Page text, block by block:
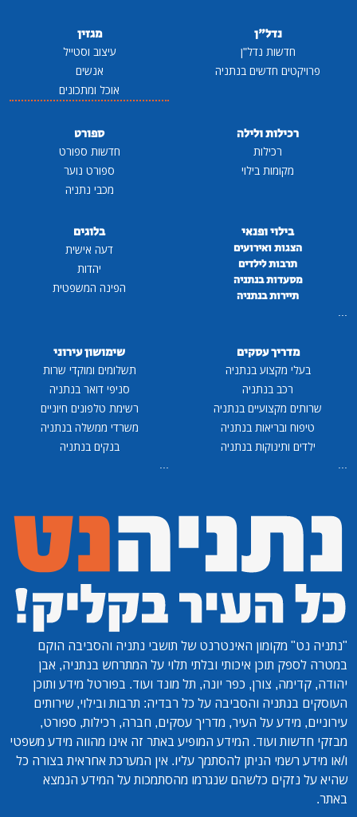
נדל"ן
חדשות נדל"ן
פרויקטים חדשים בנתניה
מגזין
עיצוב וסטייל
אנשים
אוכל ומתכונים
רכילות ולילה
רכילות
מקומות בילוי
ספורט
חדשות ספורט
ספורט נוער
מכבי נתניה
בילוי ופנאי
הצגות ואירועים
תרבות לילדים
מסעדות בנתניה
תיירות בנתניה
בלוגים
דעה אישית
יהדות
הפינה המשפטית
מדריך עסקים
בעלי מקצוע בנתניה
רכב בנתניה
שרותים מקצועיים בנתניה
טיפוח ובריאות בנתניה
ילדים ותינוקות בנתניה
שימושון עירוני
תשלומים ומוקדי שרות
סניפי דואר בנתניה
רשימת טלפונים חיוניים
משרדי ממשלה בנתניה
בנקים בנתניה
"נתניה נט" מקומון האינטרנט של תושבי נתניה והסביבה הוקם
במטרה לספק תוכן איכותי ובלתי תלוי על המתרחש בנתניה, אבן
יהודה, קדימה, צורן, כפר יונה, תל מונד ועוד. בפורטל מידע ותוכן
העוסקים בנתניה והסביבה על כל רבדיה: תרבות ובילוי, שירותים
עירוניים, מידע על העיר, מדריך עסקים, חברה, רכילות, ספורט,
מבזקי חדשות ועוד. המידע המופיע באתר זה אינו מהווה מידע משפטי
ו/או מידע רשמי הניתן להסתמך עליו. אין המערכת אחראית בצורה כל
שהיא על נזקים כלשהם שנגרמו מהסתמכות על המידע הנמצא
באתר.